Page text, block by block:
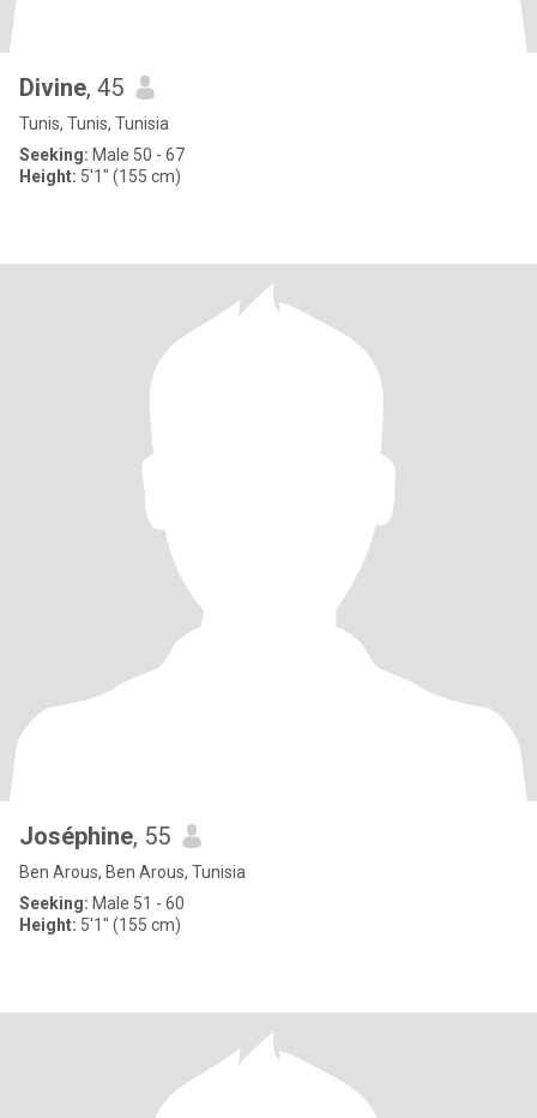
Divine, 45
Tunis, Tunis, Tunisia
Seeking: Male 50 - 67
Height: 5'1" (155 cm)
Joséphine, 55
Ben Arous, Ben Arous, Tunisia
Seeking: Male 51 - 60
Height: 5'1" (155 cm)